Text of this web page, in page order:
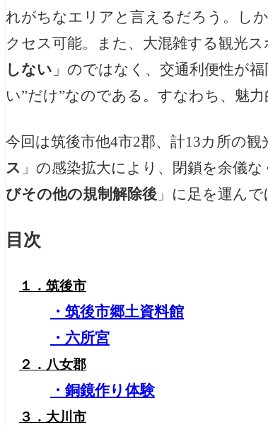
れがちなエリアと言えるだろう。し
クセス可能。また、大混雑する観光
しない 」のではなく、交通利便性が
い”だけ”なのである。すなわち、魅
今回は筑後市他4市2郡、計13カ所の
ス 」の感染拡大により、閉鎖を余儀
びその他の規制解除後 」に足を運んで
目次
１．筑後市
・筑後市郷土資料館
・六所宮
２．八女郡
・銅鏡作り体験
３．大川市